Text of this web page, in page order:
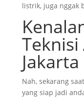
listrik, juga nggak
Teknisi
Nah, sekarang
yang siap jadi